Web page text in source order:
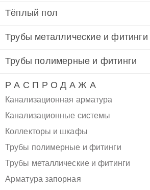
Тёплый пол
Трубы металлические и фитинги
Трубы полимерные и фитинги
Р А С П Р О Д А Ж А
Канализационная арматура
Канализационные системы
Коллекторы и шкафы
Трубы полимерные и фитинги
Трубы металлические и фитинги
Арматура запорная